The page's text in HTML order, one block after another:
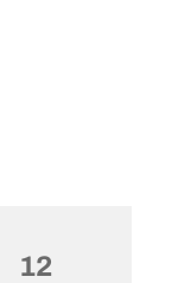
12